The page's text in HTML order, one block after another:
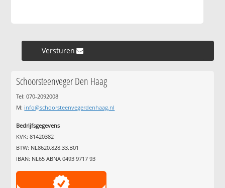
Versturen »
Schoorsteenveger Den Haag
Tel: 070-2092008
M: info@schoorsteenvegerdenhaag.nl
Bedrijfsgegevens
KVK: 81420382
BTW: NL8620.828.33.B01
IBAN: NL65 ABNA 0493 9717 93